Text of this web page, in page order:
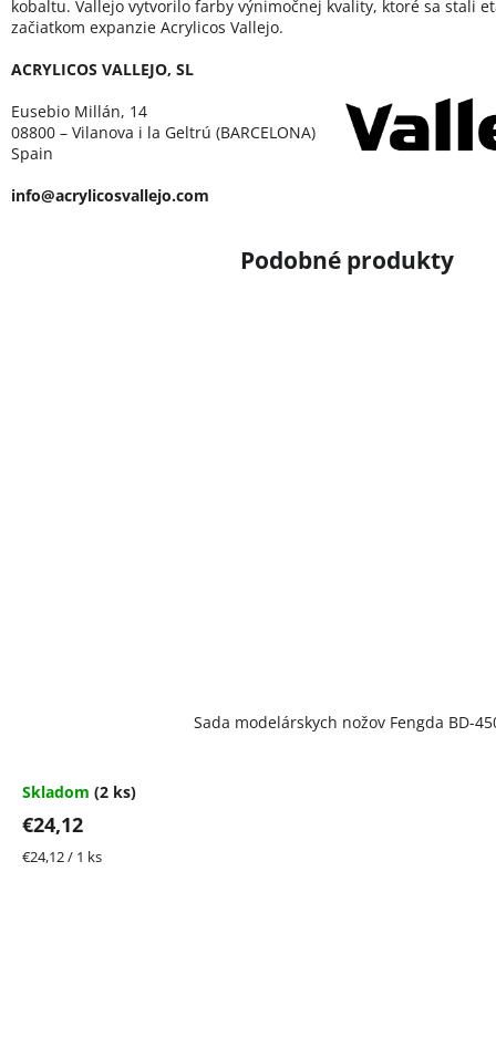
Sada modelárskych nožov Fengda BD-
Skladom (2 ks)
€24,12
Jednotková
€24,12 / 1 ks
kobaltu. Vallejo vytvorilo farby výnimočnej kvality, ktoré sa stali
začiatkom expanzie Acrylicos Vallejo.
ACRYLICOS VALLEJO, SL
Eusebio Millán, 14
08800 – Vilanova i la Geltrú (BARCELONA)
Spain
info@acrylicosvallejo.com